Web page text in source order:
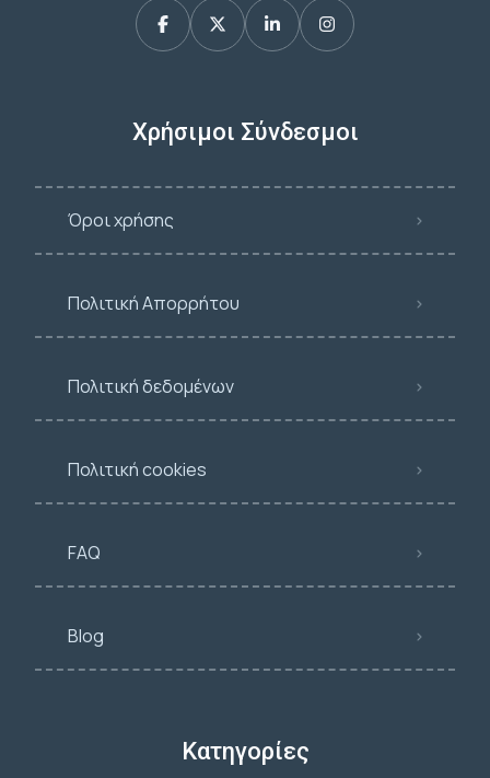
Χρήσιμοι Σύνδεσμοι
Όροι χρήσης
Πολιτική Απορρήτου
Πολιτική δεδομένων
Πολιτική cookies
FAQ
Blog
Κατηγορίες